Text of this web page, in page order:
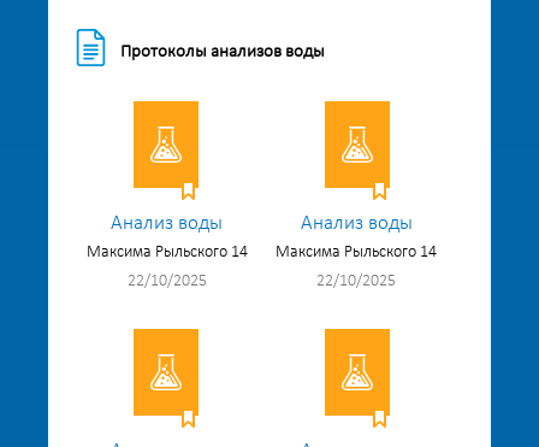
Протоколы анализов воды
Анализ воды
Максима Рыльского 14
22/10/2025
Анализ воды
Максима Рыльского 14
22/10/2025